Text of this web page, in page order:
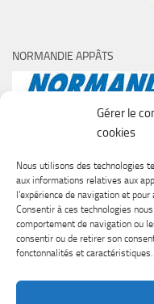
Gérer le
cookies
Nous utilisons des technologies
aux informations relatives aux
l’expérience de navigation et
Consentir à ces technologies
comportement de navigation ou
consentir ou de retirer son
fonctonnalités et caractéristiques.
NORMANDIE APPÂTS